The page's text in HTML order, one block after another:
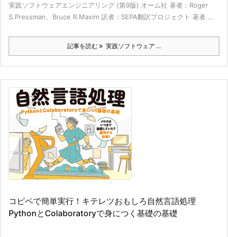
実践ソフトウェアエンジニアリング (第9版) オーム社 著者：Roger
S.Pressman、Bruce R.Maxim 訳者：SEPA翻訳プロジェクト 著者 ...
記事を読む 実践ソフトウェア ...
コピペで簡単実行！キテレツおもしろ自然言語処理
PythonとColaboratoryで身につく基礎の基礎